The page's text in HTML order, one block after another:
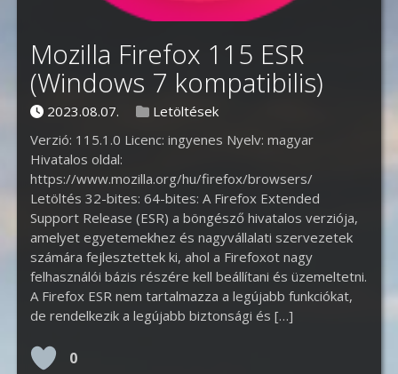
Mozilla Firefox 115 ESR
(Windows 7 kompatibilis)
Posted on
2023.08.07. Posted in
Letöltések
Verzió: 115.1.0 Licenc: ingyenes Nyelv: magyar
Hivatalos oldal:
https://www.mozilla.org/hu/firefox/browsers/
Letöltés 32-bites: 64-bites: A Firefox Extended
Support Release (ESR) a böngésző hivatalos verziója,
amelyet egyetemekhez és nagyvállalati szervezetek
számára fejlesztettek ki, ahol a Firefoxot nagy
felhasználói bázis részére kell beállítani és üzemeltetni.
A Firefox ESR nem tartalmazza a legújabb funkciókat,
de rendelkezik a legújabb biztonsági és […]
0